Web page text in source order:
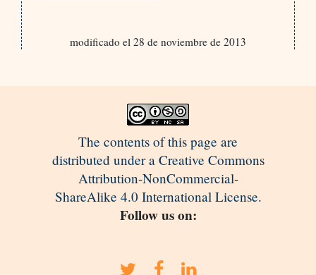
modificado el 28 de noviembre de 2013
The contents of this page are
distributed under a Creative Commons
Attribution-NonCommercial-
ShareAlike 4.0 International License.
Follow us on: